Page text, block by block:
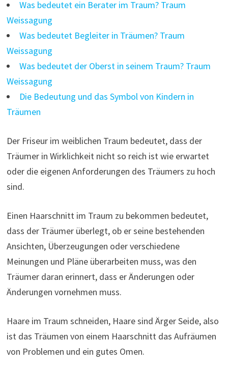
Was bedeutet ein Berater im Traum? Traum
Weissagung
Was bedeutet Begleiter in Träumen? Traum
Weissagung
Was bedeutet der Oberst in seinem Traum? Traum
Weissagung
Die Bedeutung und das Symbol von Kindern in
Träumen
Der Friseur im weiblichen Traum bedeutet, dass der
Träumer in Wirklichkeit nicht so reich ist wie erwartet
oder die eigenen Anforderungen des Träumers zu hoch
sind.
Einen Haarschnitt im Traum zu bekommen bedeutet,
dass der Träumer überlegt, ob er seine bestehenden
Ansichten, Überzeugungen oder verschiedene
Meinungen und Pläne überarbeiten muss, was den
Träumer daran erinnert, dass er Änderungen oder
Änderungen vornehmen muss.
Haare im Traum schneiden, Haare sind Ärger Seide, also
ist das Träumen von einem Haarschnitt das Aufräumen
von Problemen und ein gutes Omen.